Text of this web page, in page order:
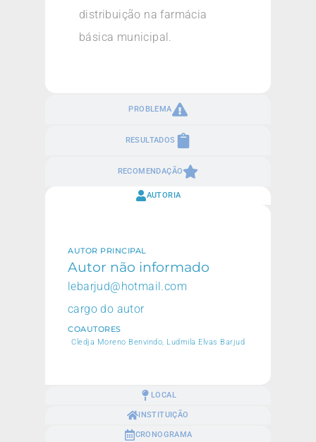
PROBLEMA
RESULTADOS
RECOMENDAÇÃO
distribuição na farmácia
básica municipal.
AUTORIA
LOCAL
INSTITUIÇÃO
CRONOGRAMA
AUTOR PRINCIPAL
Autor não informado
lebarjud@hotmail.com
cargo do autor
COAUTORES
Cledja Moreno Benvindo, Ludmila Elvas Barjud